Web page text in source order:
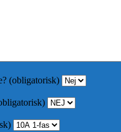
(obligatorisk)